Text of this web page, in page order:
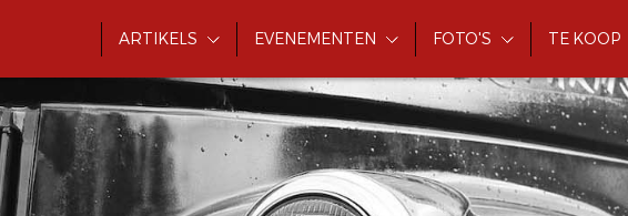
ARTIKELS EVENEMENTEN FOTO'S TE KOOP